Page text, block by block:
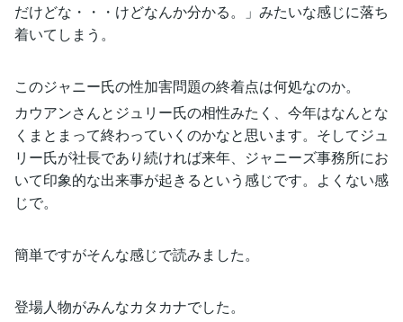
だけどな・・・けどなんか分かる。」みたいな感じに落ち
着いてしまう。
このジャニー氏の性加害問題の終着点は何処なのか。
カウアンさんとジュリー氏の相性みたく、今年はなんとな
くまとまって終わっていくのかなと思います。そしてジュ
リー氏が社長であり続ければ来年、ジャニーズ事務所にお
いて印象的な出来事が起きるという感じです。よくない感
じで。
簡単ですがそんな感じで読みました。
登場人物がみんなカタカナでした。